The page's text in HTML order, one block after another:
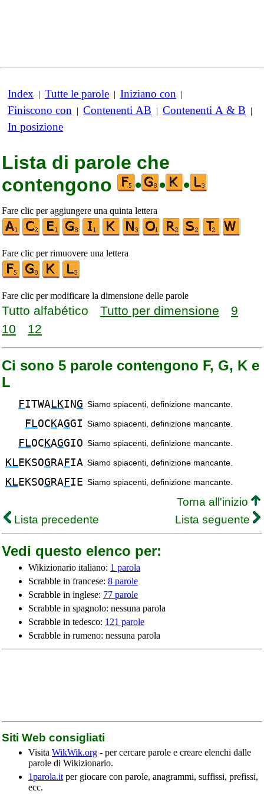
Index | Tutte le parole | Iniziano con |
Finiscono con | Contenenti AB | Contenenti A & B |
In posizione
Lista di parole che
contengono
• • •
Fare clic per aggiungere una quinta lettera
Fare clic per rimuovere una lettera
Fare clic per modificare la dimensione delle parole
Tutto alfabético Tutto per dimensione
9
10
12
Ci sono 5 parole contengono F, G, K e
L
FITWALKING Siamo spiacenti, definizione mancante.
FLOC KAGGI Siamo spiacenti, definizione mancante.
FLOC KAGGIO Siamo spiacenti, definizione mancante.
KL EKSOG RAFIA Siamo spiacenti, definizione mancante.
KL EKSOG RAFIE Siamo spiacenti, definizione mancante.
Torna all'inizio
Lista precedente
Lista seguente
Vedi questo elenco per:
Wikizionario italiano: 1 parola
Scrabble in francese: 8 parole
Scrabble in inglese: 77 parole
Scrabble in spagnolo: nessuna parola
Scrabble in tedesco: 121 parole
Scrabble in rumeno: nessuna parola
Siti Web consigliati
Visita WikWik.org - per cercare parole e creare elenchi dalle
parole di Wikizionario.
1parola.it per giocare con parole, anagrammi, suffissi, prefissi,
ecc.